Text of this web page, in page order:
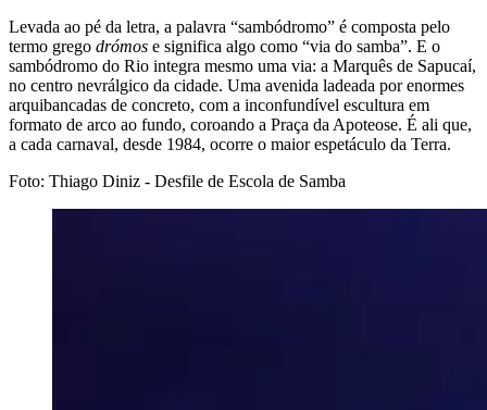
Levada ao pé da letra, a palavra “sambódromo” é composta pelo
termo grego drómos e significa algo como “via do samba”. E o
sambódromo do Rio integra mesmo uma via: a Marquês de Sapucaí,
no centro nevrálgico da cidade. Uma avenida ladeada por enormes
arquibancadas de concreto, com a inconfundível escultura em
formato de arco ao fundo, coroando a Praça da Apoteose. É ali que,
a cada carnaval, desde 1984, ocorre o maior espetáculo da Terra.
Foto: Thiago Diniz - Desfile de Escola de Samba